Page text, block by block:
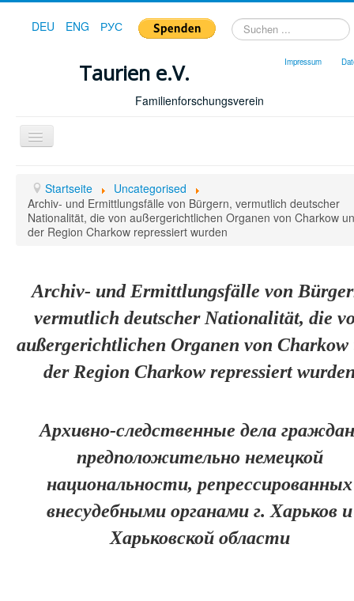
DEU ENG РУС
Suchen
...
Impressum
Taurien e.V.
Familienforschungsverein
Toggle
Navigation
Forum
Hilfe
Downloads
Publikationen
Shop
Über uns
Startseite
Uncategorised
Archiv- und Ermittlungsfälle von Bürgern, vermutlich deutscher
Nationalität, die von außergerichtlichen Organen von Charkow
der Region Charkow repressiert wurden
Archiv- und Ermittlungsfälle von
vermutlich deutscher Nationalität, die
außergerichtlichen Organen von Charkow
der Region Charkow repressiert
Архивно-следственные дела
предположительно немецкой
национальности, репрессированных
внесудебными органами г. Харьков и
Харьковской области